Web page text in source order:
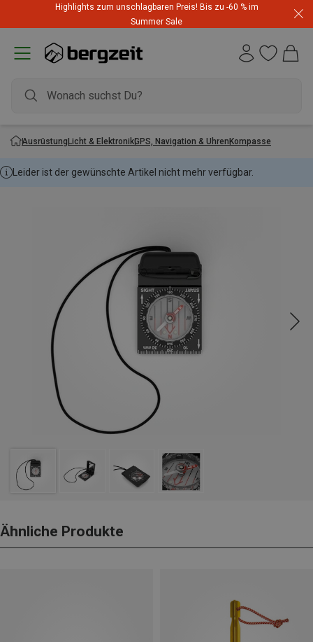
Highlights zum unschlagbaren Preis! Bis zu -60 % im
Summer Sale
AusrüstungLicht & ElektronikGPS, Navigation & UhrenKompasse
Leider ist der gewünschte Artikel nicht mehr verfügbar.
Ähnliche Produkte